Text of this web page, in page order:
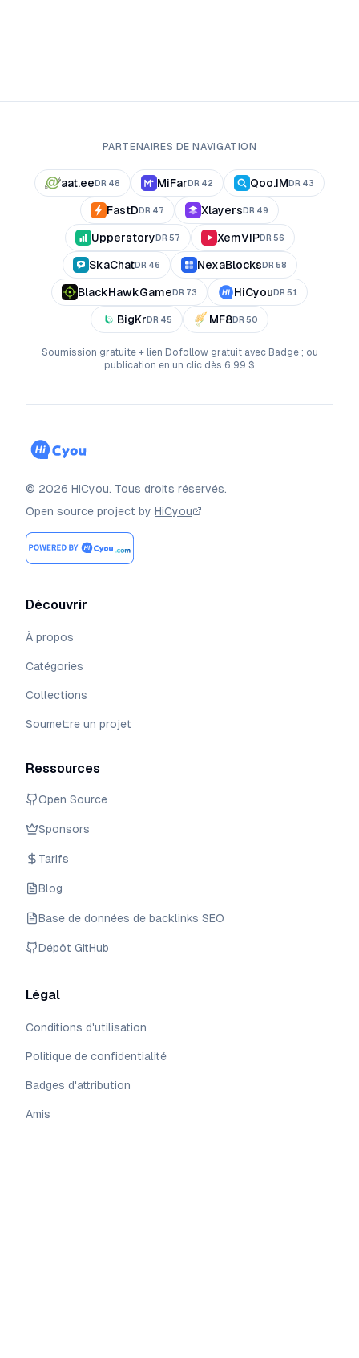
PARTENAIRES DE NAVIGATION
aat.ee DR 48 MiFar DR 42 Qoo.IM DR 43
FastD DR 47 Xlayers DR 49
Upperstory DR 57 XemVIPDR 56
SkaChatDR 46 NexaBlocks DR 58
BlackHawkGame DR 73 HiCyou DR 51
BigKr DR 45 MF8DR 50
Soumission gratuite + lien Dofollow gratuit avec Badge ; ou
publication en un clic dès 6,99 $
© 2026 HiCyou. Tous droits réservés.
Open source project by HiCyou
Découvrir
À propos
Catégories
Collections
Soumettre un projet
Ressources
Open Source
Sponsors
Tarifs
Blog
Base de données de backlinks SEO
Dépôt GitHub
Légal
Conditions d'utilisation
Politique de confidentialité
Badges d'attribution
Amis